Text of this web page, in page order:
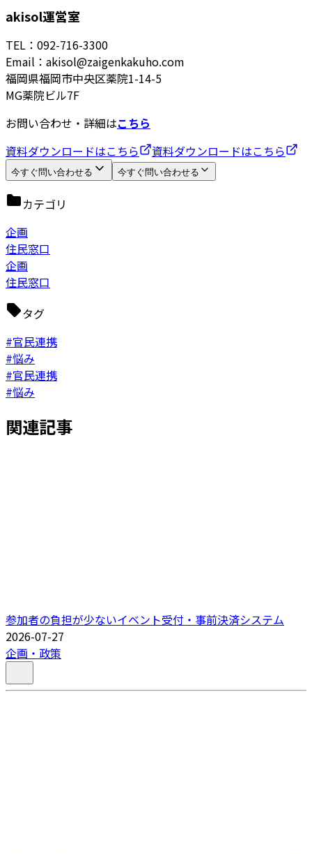
akisol運営室
TEL：092-716-3300
Email：akisol@zaigenkakuho.com
福岡県福岡市中央区薬院1-14-5
MG薬院ビル7F
お問い合わせ・詳細はこちら
資料ダウンロードはこちら
資料ダウンロードはこちら
今すぐ問い合わせる 今すぐ問い合わせる
カテゴリ
企画
住民窓口
企画
住民窓口
タグ
#官民連携
#悩み
#官民連携
#悩み
関連記事
参加者の負担が少ないイベント受付・事前決済システム
2026-07-27
企画・政策